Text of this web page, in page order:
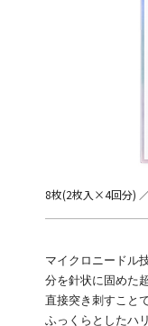
8枚(2枚入×4回分)
マイクロニードル
分を針状に固めた
直接突き刺すこと
ふっくらとしたハ